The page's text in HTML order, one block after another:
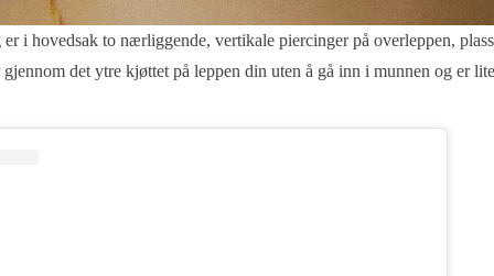
i hovedsak to nærliggende, vertikale piercinger på overleppen,
det ytre kjøttet på leppen din uten å gå inn i munnen og er